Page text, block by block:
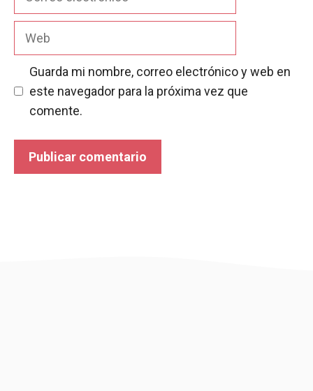
Guarda mi nombre, correo electrónico y web en
este navegador para la próxima vez que
comente.